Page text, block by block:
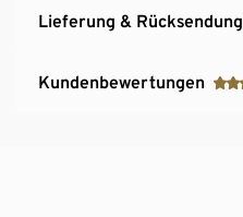
Lieferung & Rücksendung
Kundenbewertungen